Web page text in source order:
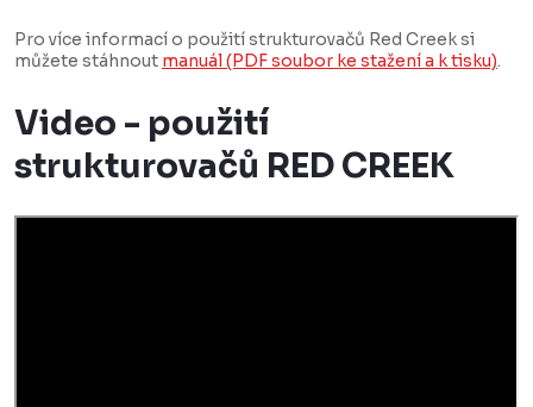
Pro více informací o použití strukturovačů Red Creek si
můžete stáhnout manuál (PDF soubor ke stažení a k tisku).
Video - použití
strukturovačů RED CREEK